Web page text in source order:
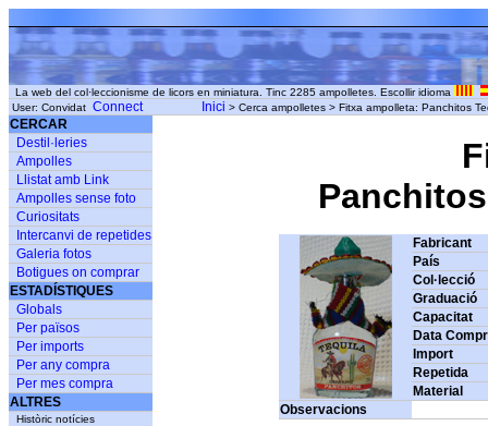
La web del col·leccionisme de licors en miniatura. Tinc 2285 ampolletes. Escollir idioma
User: Convidat Connect Inici > Cerca ampolletes > Fitxa ampolleta: Panchitos
CERCAR
Destil·leries
Ampolles
Llistat amb Link
Ampolles sense foto
Curiositats
Intercanvi de repetides
Galeria fotos
Botigues on comprar
ESTADÍSTIQUES
Globals
Per països
Per imports
Per any compra
Per mes compra
ALTRES
Històric notícies
Fabricant
País
Col·lecció
Graduació
Capacitat
Data
Import
Repetida
Material
Observacions